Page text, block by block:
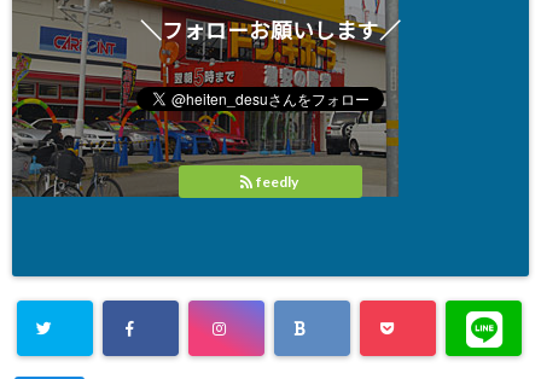
＼フォローお願いします／
feedly